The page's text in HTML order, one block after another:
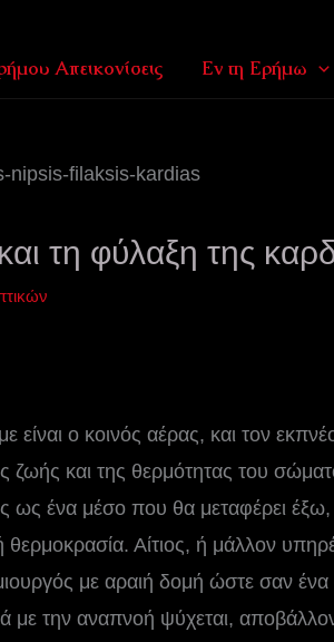
Απεικονίσεις Εν τη Ερήμω
τη φύλαξη της
είναι ο κοινός αέρας, και τον
ζωής και της θερμότητας του
ως ένα μέσο που θα μεταφέρει
Αίτιος, ή μάλλον
με αραιή δομή ώστε σαν ένα
με την αναπνοή ψύχεται,